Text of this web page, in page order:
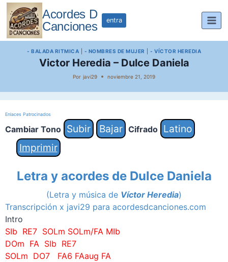
Saltar
contenido
Acordes D
Canciones
entra
- BALADA RITMICA - NOMBRES DE MUJER - VÍCTOR HEREDIA
Victor Heredia – Dulce Daniela
Por javi29 noviembre 21, 2019
Enlaces Patrocinados
Cambiar Tono Subir Bajar Cifrado
Latino
Imprimir
Letra y acordes de Dulce Daniela
(Letra y música de Víctor Heredia)
Transcripción x javi29 para acordesdcanciones.com
Intro
SIb RE7 SOLm SOLm/FA MIb
DOm FA SIb RE7
SOLm DO7 FA6 FAaug FA